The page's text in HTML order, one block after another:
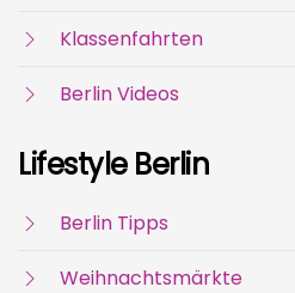
Klassenfahrten
Berlin Videos
Lifestyle Berlin
Berlin Tipps
Weihnachtsmärkte